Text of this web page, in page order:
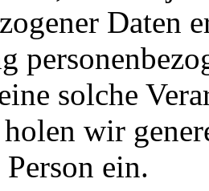
Daten
solche
wir
ein.